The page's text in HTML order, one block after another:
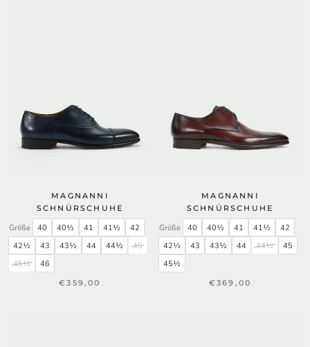
MAGNANNI
SCHNÜRSCHUHE
Größe 40 40½ 41 41½
42
42½
43 43½ 44 44½
45
45½
46
€359,00
MAGNANNI
SCHNÜRSCHUHE
Größe 40 40½ 41 41½
42
42½
43 43½ 44 44½
45
45½
€369,00